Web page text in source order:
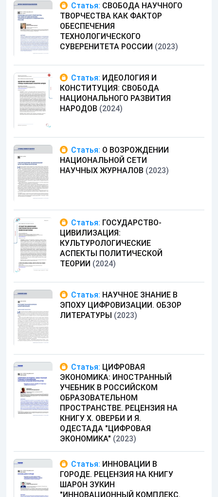
Статья: СВОБОДА НАУЧНОГО
ТВОРЧЕСТВА КАК ФАКТОР
ОБЕСПЕЧЕНИЯ
ТЕХНОЛОГИЧЕСКОГО
СУВЕРЕНИТЕТА РОССИИ (2023)
Статья: ИДЕОЛОГИЯ И
КОНСТИТУЦИЯ: СВОБОДА
НАЦИОНАЛЬНОГО РАЗВИТИЯ
НАРОДОВ (2024)
Статья: О ВОЗРОЖДЕНИИ
НАЦИОНАЛЬНОЙ СЕТИ
НАУЧНЫХ ЖУРНАЛОВ (2023)
Статья: ГОСУДАРСТВО-
ЦИВИЛИЗАЦИЯ:
КУЛЬТУРОЛОГИЧЕСКИЕ
АСПЕКТЫ ПОЛИТИЧЕСКОЙ
ТЕОРИИ (2024)
Статья: НАУЧНОЕ ЗНАНИЕ В
ЭПОХУ ЦИФРОВИЗАЦИИ. ОБЗОР
ЛИТЕРАТУРЫ (2023)
Статья: ЦИФРОВАЯ
ЭКОНОМИКА: ИНОСТРАННЫЙ
УЧЕБНИК В РОССИЙСКОМ
ОБРАЗОВАТЕЛЬНОМ
ПРОСТРАНСТВЕ. РЕЦЕНЗИЯ НА
КНИГУ Х. ОВЕРБИ И Я.
ОДЕСТАДА "ЦИФРОВАЯ
ЭКОНОМИКА" (2023)
Статья: ИННОВАЦИИ В
ГОРОДЕ. РЕЦЕНЗИЯ НА КНИГУ
ШАРОН ЗУКИН
"ИННОВАЦИОННЫЙ КОМПЛЕКС.